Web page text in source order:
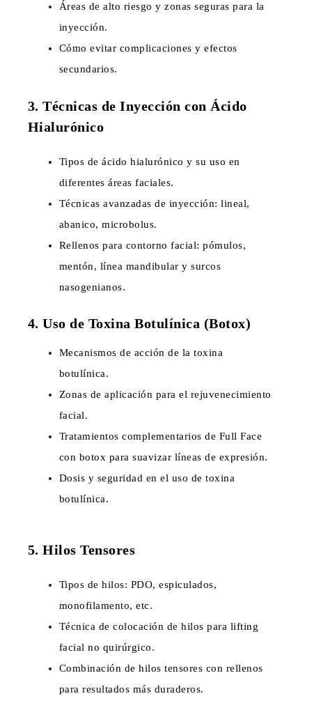
Áreas de alto riesgo y zonas seguras para la
inyección.
Cómo evitar complicaciones y efectos
secundarios.
3. Técnicas de Inyección con Ácido
Hialurónico
Tipos de ácido hialurónico y su uso en
diferentes áreas faciales.
Técnicas avanzadas de inyección: lineal,
abanico, microbolus.
Rellenos para contorno facial: pómulos,
mentón, línea mandibular y surcos
nasogenianos.
4. Uso de Toxina Botulínica (Botox)
Mecanismos de acción de la toxina
botulínica.
Zonas de aplicación para el rejuvenecimiento
facial.
Tratamientos complementarios de Full Face
con botox para suavizar líneas de expresión.
Dosis y seguridad en el uso de toxina
botulínica.
5. Hilos Tensores
Tipos de hilos: PDO, espiculados,
monofilamento, etc.
Técnica de colocación de hilos para lifting
facial no quirúrgico.
Combinación de hilos tensores con rellenos
para resultados más duraderos.